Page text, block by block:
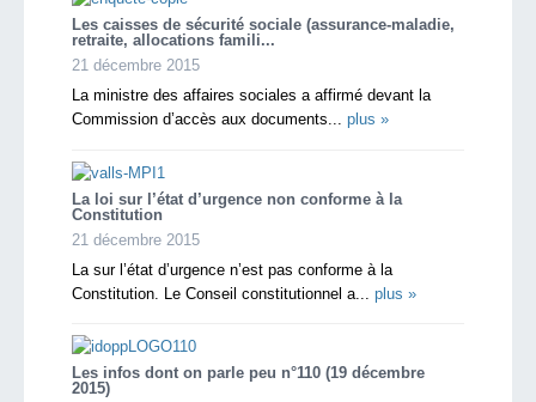
Les caisses de sécurité sociale (assurance-maladie,
retraite, allocations famili...
21 décembre 2015
La ministre des affaires sociales a affirmé devant la
Commission d’accès aux documents... plus »
La loi sur l’état d’urgence non conforme à la
Constitution
21 décembre 2015
La sur l’état d’urgence n’est pas conforme à la
Constitution. Le Conseil constitutionnel a... plus »
Les infos dont on parle peu n°110 (19 décembre
2015)